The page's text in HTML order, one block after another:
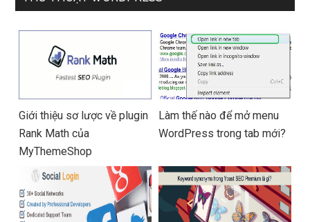
Giới thiệu sơ lược về plugin
Rank Math của
MyThemeShop
Làm thế nào để mở menu
WordPress trong tab mới?